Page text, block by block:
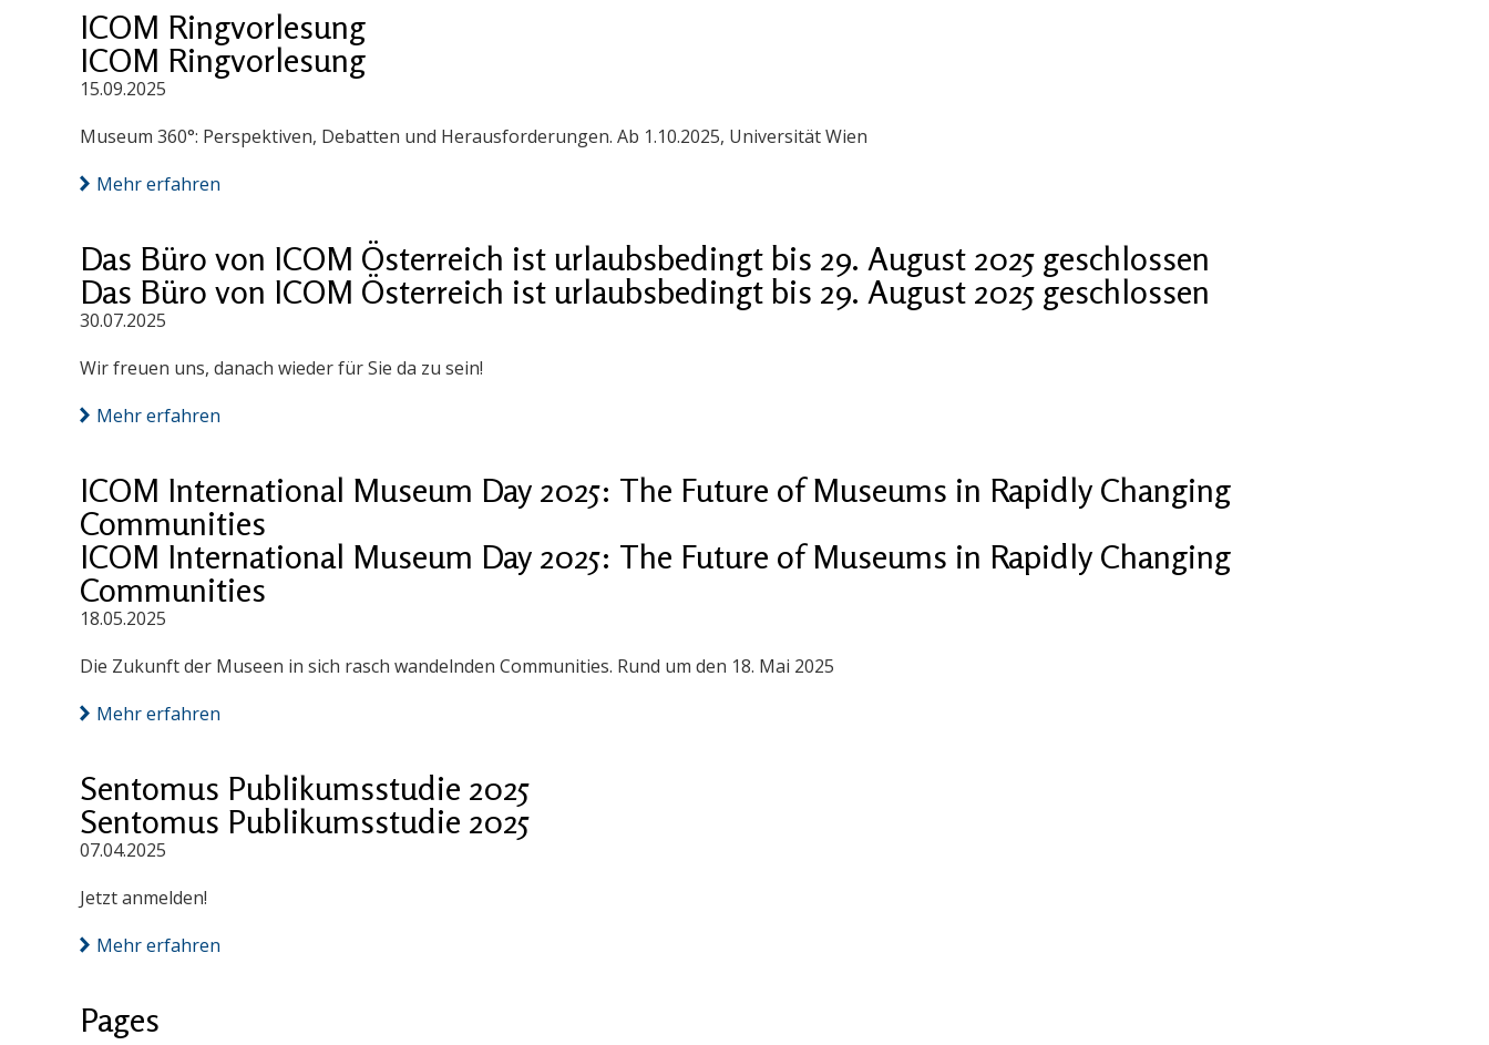
ICOM Ringvorlesung
ICOM Ringvorlesung
15.09.2025
Museum 360°: Perspektiven, Debatten und Herausforderungen. Ab 1.10.2025, Universität Wien
Mehr erfahren
Das Büro von ICOM Österreich ist urlaubsbedingt bis 29. August 2025 geschlossen
Das Büro von ICOM Österreich ist urlaubsbedingt bis 29. August 2025 geschlossen
30.07.2025
Wir freuen uns, danach wieder für Sie da zu sein!
Mehr erfahren
ICOM International Museum Day 2025: The Future of Museums in Rapidly Changing
Communities
ICOM International Museum Day 2025: The Future of Museums in Rapidly Changing
Communities
18.05.2025
Die Zukunft der Museen in sich rasch wandelnden Communities. Rund um den 18. Mai 2025
Mehr erfahren
Sentomus Publikumsstudie 2025
Sentomus Publikumsstudie 2025
07.04.2025
Jetzt anmelden!
Mehr erfahren
Pages